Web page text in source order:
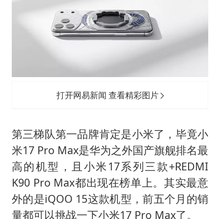
打开网易新闻 查看精彩图片
第三梯队第一品牌肯定是小米了，毕竟小
米17 Pro Max是华为之外国产旗舰排名最
高的机型，且小米17系列三款+REDMI
K90 Pro Max都出现在榜单上。其实最意
外的是iQOO 15这款机型，前五个月的销
量都可以挑战一下小米17 Pro Max了。